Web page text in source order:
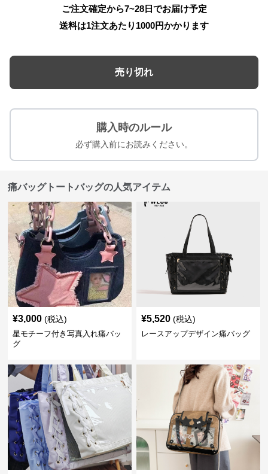
ご注文確定から7~28日でお届け予定
送料は1注文あたり 1000円かかります
売り切れ
購入時のルール
必ず購入前にお読みください。
痛バッグトートバッグの人気アイテム
¥3,000 (税込)
星モチーフ付き写真入れ痛バッ
グ
¥5,520 (税込)
レースアップデザイン痛バッグ